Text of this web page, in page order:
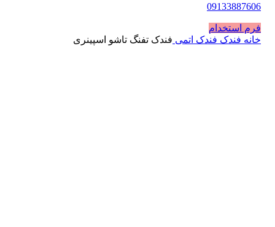
09133887606
فرم استخدام
خانه فندک فندک اتمی فندک تفنگ تاشو اسپینری